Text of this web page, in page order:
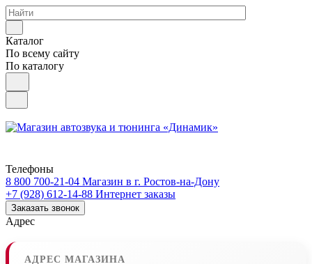
Каталог
По всему сайту
По каталогу
Телефоны
8 800 700-21-04 Магазин в г. Ростов-на-Дону
+7 (928) 612-14-88 Интернет заказы
Заказать звонок
Адрес
АДРЕС МАГАЗИНА